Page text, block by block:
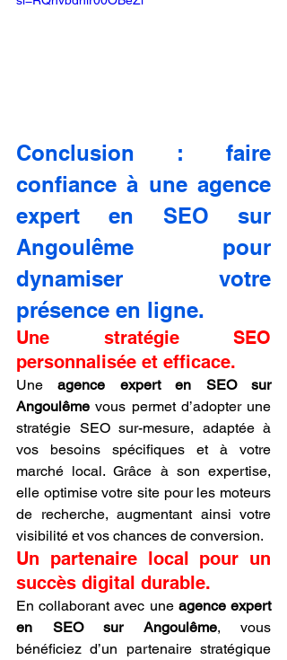
Conclusion : faire
confiance à une agence
expert en SEO sur
Angoulême pour
dynamiser votre
présence en ligne.
Une stratégie SEO
personnalisée et efficace.
Une agence expert en SEO sur
Angoulême vous permet d’adopter une
stratégie SEO sur-mesure, adaptée à
vos besoins spécifiques et à votre
marché local. Grâce à son expertise,
elle optimise votre site pour les moteurs
de recherche, augmentant ainsi votre
visibilité et vos chances de conversion.
Un partenaire local pour un
succès digital durable.
En collaborant avec une agence expert
en SEO sur Angoulême, vous
bénéficiez d’un partenaire stratégique